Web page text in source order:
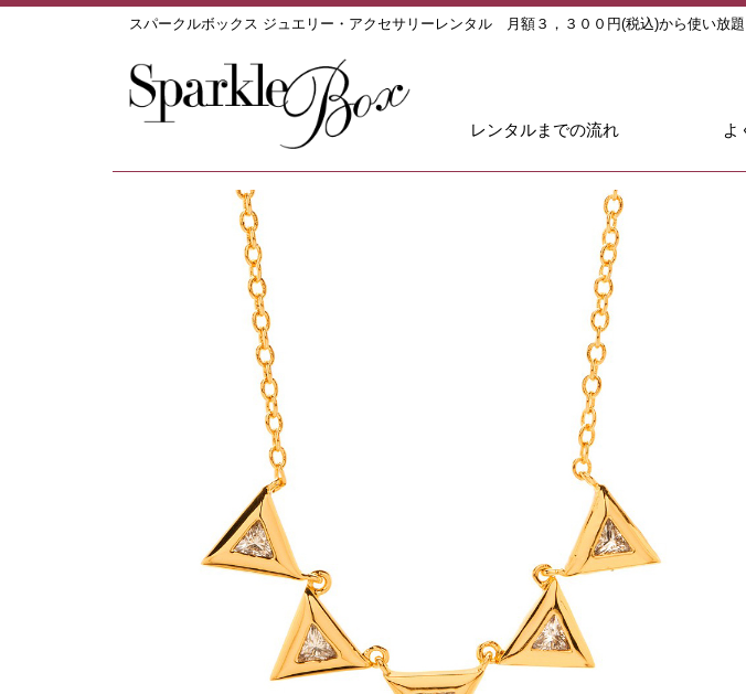
スパークルボックス ジュエリー・アクセサリーレンタル 月額３，３００円(税込)から使い放題
レンタルまでの流れ よ